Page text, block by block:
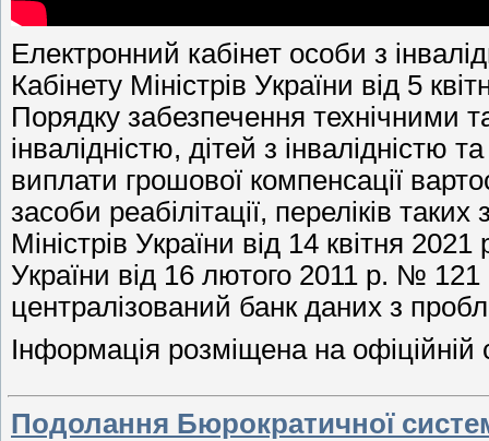
Електронний кабінет особи з
Кабінету Міністрів України від 5
Порядку забезпечення технічними
інвалідністю, дітей з інвалідністю
виплати грошової компенсації
засоби реабілітації, переліків
Міністрів України від 14 квітня
України від 16 лютого 2011 р. №
централізований банк даних з
Інформація розміщена на офіційній
Подолання Бюрократичної